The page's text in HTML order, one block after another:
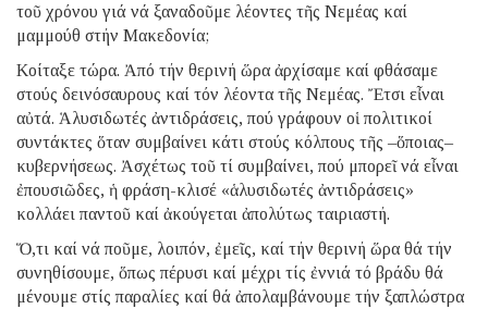
τοῦ χρόνου γιά νά ξαναδοῦμε λέοντες τῆς Νεμέας καί
μαμμούθ στήν Μακεδονία;
Κοίταξε τώρα. Ἀπό τήν θερινή ὥρα ἀρχίσαμε καί φθάσαμε
στούς δεινόσαυρους καί τόν λέοντα τῆς Νεμέας. Ἔτσι εἶναι
αὐτά. Ἁλυσιδωτές ἀντιδράσεις, πού γράφουν οἱ πολιτικοί
συντάκτες ὅταν συμβαίνει κάτι στούς κόλπους τῆς –ὅποιας–
κυβερνήσεως. Ἀσχέτως τοῦ τί συμβαίνει, πού μπορεῖ νά εἶναι
ἐπουσιῶδες, ἡ φράση-κλισέ «ἁλυσιδωτές ἀντιδράσεις»
κολλάει παντοῦ καί ἀκούγεται ἀπολύτως ταιριαστή.
Ὅ,τι καί νά ποῦμε, λοιπόν, ἐμεῖς, καί τήν θερινή ὥρα θά τήν
συνηθίσουμε, ὅπως πέρυσι καί μέχρι τίς ἐννιά τό βράδυ θά
μένουμε στίς παραλίες καί θά ἀπολαμβάνουμε τήν ξαπλώστρα